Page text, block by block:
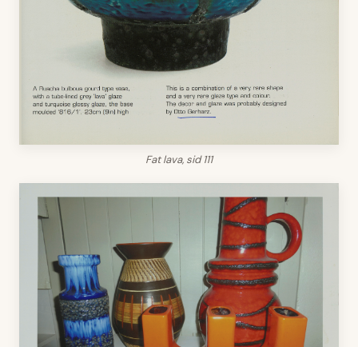
Fat lava, sid 111